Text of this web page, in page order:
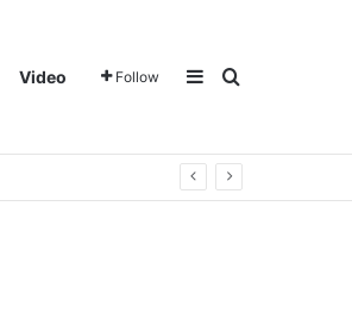
Video Follow Sidebar
Traži